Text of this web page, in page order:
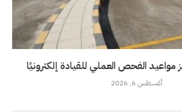
الفحص العملي للقيادة إلكترونيًا
أغسطس 6, 2026